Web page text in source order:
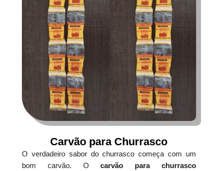
Carvão para Churrasco
O verdadeiro sabor do churrasco começa com um
bom carvão. Ocarvão para churrasco